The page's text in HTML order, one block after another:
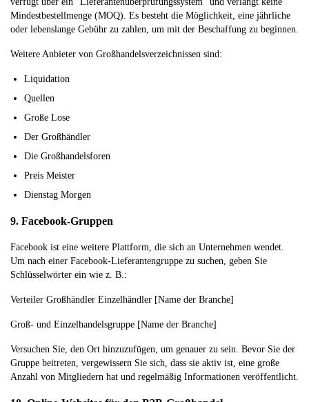
Mindestbestellmenge (MOQ). Es besteht die Möglichkeit, eine jährliche
oder lebenslange Gebühr zu zahlen, um mit der Beschaffung zu beginnen.
Weitere Anbieter von Großhandelsverzeichnissen sind:
Liquidation
Quellen
Große Lose
Der Großhändler
Die Großhandelsforen
Preis Meister
Dienstag Morgen
9. Facebook-Gruppen
Facebook ist eine weitere Plattform, die sich an Unternehmen wendet.
Um nach einer Facebook-Lieferantengruppe zu suchen, geben Sie
Schlüsselwörter ein wie z. B.:
Verteiler Großhändler Einzelhändler [Name der Branche]
Groß- und Einzelhandelsgruppe [Name der Branche]
Versuchen Sie, den Ort hinzuzufügen, um genauer zu sein. Bevor Sie der
Gruppe beitreten, vergewissern Sie sich, dass sie aktiv ist, eine große
Anzahl von Mitgliedern hat und regelmäßig Informationen veröffentlicht.